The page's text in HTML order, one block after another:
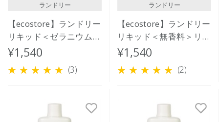
ランドリー
【ecostore】ランドリー
リキッド＜ゼラニウム＆
オレンジ＞リフィルパッ
ク1L
¥1,540
(3)
ランドリー
【ecostore】ランドリー
リキッド＜無香料＞リフ
ィルパック1L
¥1,540
(2)